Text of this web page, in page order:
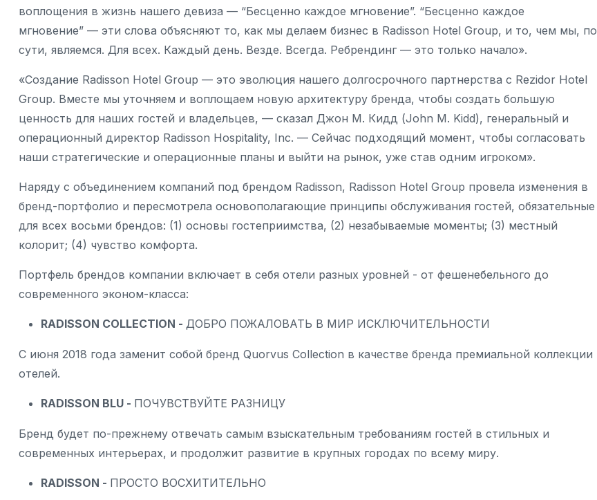
воплощения в жизнь нашего девиза — “Бесценно каждое мгновение”. “Бесценно каждое
мгновение” — эти слова объясняют то, как мы делаем бизнес в Radisson Hotel Group, и то, чем мы, по
сути, являемся. Для всех. Каждый день. Везде. Всегда. Ребрендинг — это только начало».
«Создание Radisson Hotel Group — это эволюция нашего долгосрочного партнерства с Rezidor Hotel
Group. Вместе мы уточняем и воплощаем новую архитектуру бренда, чтобы создать большую
ценность для наших гостей и владельцев, — сказал Джон М. Кидд (John M. Kidd), генеральный и
операционный директор Radisson Hospitality, Inc. — Сейчас подходящий момент, чтобы согласовать
наши стратегические и операционные планы и выйти на рынок, уже став одним игроком».
Наряду с объединением компаний под брендом Radisson, Radisson Hotel Group провела изменения в
бренд-портфолио и пересмотрела основополагающие принципы обслуживания гостей, обязательные
для всех восьми брендов: (1) основы гостеприимства, (2) незабываемые моменты; (3) местный
колорит; (4) чувство комфорта.
Портфель брендов компании включает в себя отели разных уровней - от фешенебельного до
современного эконом-класса:
RADISSON COLLECTION - ДОБРО ПОЖАЛОВАТЬ В МИР ИСКЛЮЧИТЕЛЬНОСТИ
С июня 2018 года заменит собой бренд Quorvus Collection в качестве бренда премиальной коллекции
отелей.
RADISSON BLU - ПОЧУВСТВУЙТЕ РАЗНИЦУ
Бренд будет по-прежнему отвечать самым взыскательным требованиям гостей в стильных и
современных интерьерах, и продолжит развитие в крупных городах по всему миру.
RADISSON - ПРОСТО ВОСХИТИТЕЛЬНО